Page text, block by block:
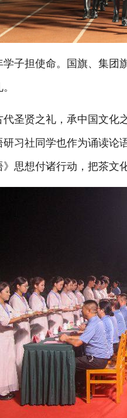
子担使命。国旗、集
圣贤之礼，承中国文化
习社同学也作为诵读
思想付诸行动，把茶文